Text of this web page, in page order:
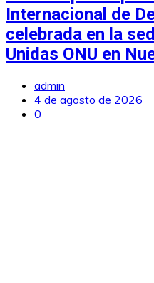
Internacional de
celebrada en la
Unidas ONU en
admin
4 de agosto de 2026
0